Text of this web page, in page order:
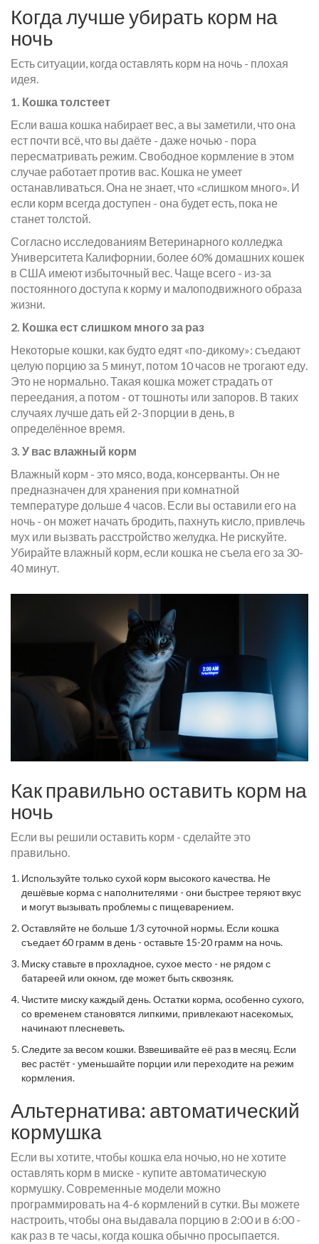
Когда лучше убирать корм на
ночь
Есть ситуации, когда оставлять корм на ночь - плохая
идея.
1. Кошка толстеет
Если ваша кошка набирает вес, а вы заметили, что она
ест почти всё, что вы даёте - даже ночью - пора
пересматривать режим. Свободное кормление в этом
случае работает против вас. Кошка не умеет
останавливаться. Она не знает, что «слишком много». И
если корм всегда доступен - она будет есть, пока не
станет толстой.
Согласно исследованиям Ветеринарного колледжа
Университета Калифорнии, более 60% домашних кошек
в США имеют избыточный вес. Чаще всего - из-за
постоянного доступа к корму и малоподвижного образа
жизни.
2. Кошка ест слишком много за раз
Некоторые кошки, как будто едят «по-дикому»: съедают
целую порцию за 5 минут, потом 10 часов не трогают еду.
Это не нормально. Такая кошка может страдать от
переедания, а потом - от тошноты или запоров. В таких
случаях лучше дать ей 2-3 порции в день, в
определённое время.
3. У вас влажный корм
Влажный корм - это мясо, вода, консерванты. Он не
предназначен для хранения при комнатной
температуре дольше 4 часов. Если вы оставили его на
ночь - он может начать бродить, пахнуть кисло, привлечь
мух или вызвать расстройство желудка. Не рискуйте.
Убирайте влажный корм, если кошка не съела его за 30-
40 минут.
Как правильно оставить корм на
ночь
Если вы решили оставить корм - сделайте это
правильно.
Используйте только сухой корм высокого качества. Не
дешёвые корма с наполнителями - они быстрее теряют вкус
и могут вызывать проблемы с пищеварением.
Оставляйте не больше 1/3 суточной нормы. Если кошка
съедает 60 грамм в день - оставьте 15-20 грамм на ночь.
Миску ставьте в прохладное, сухое место - не рядом с
батареей или окном, где может быть сквозняк.
Чистите миску каждый день. Остатки корма, особенно сухого,
со временем становятся липкими, привлекают насекомых,
начинают плесневеть.
Следите за весом кошки. Взвешивайте её раз в месяц. Если
вес растёт - уменьшайте порции или переходите на режим
кормления.
Альтернатива: автоматический
кормушка
Если вы хотите, чтобы кошка ела ночью, но не хотите
оставлять корм в миске - купите автоматическую
кормушку. Современные модели можно
программировать на 4-6 кормлений в сутки. Вы можете
настроить, чтобы она выдавала порцию в 2:00 и в 6:00 -
как раз в те часы, когда кошка обычно просыпается.